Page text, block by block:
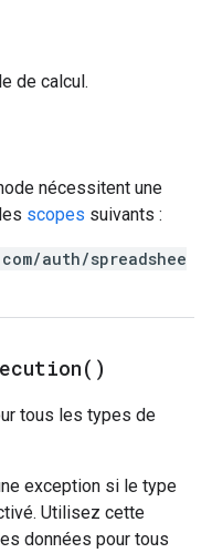
de calcul.
nécessitent une
scopes suivants :
auth/spreadshee
)
tous les types de
exception si le type
Utilisez cette
données pour tous